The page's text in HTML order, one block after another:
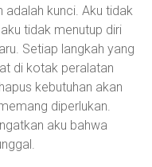
kunci. Aku tidak
tidak menutup diri
Setiap langkah yang
di kotak peralatan
kebutuhan akan
diperlukan.
aku bahwa